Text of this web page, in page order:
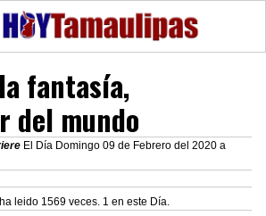
fantasía,
del mundo
El Día Domingo 09 de Febrero del 2020 a
leido 1569 veces. 1 en este Día.